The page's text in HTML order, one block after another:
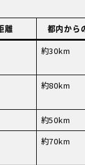
離 都内から
約30km
約80km
約50km
約70km